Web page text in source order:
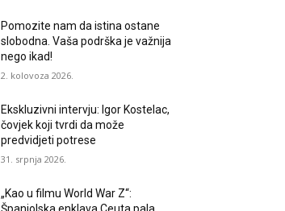
Pomozite nam da istina ostane
slobodna. Vaša podrška je važnija
nego ikad!
2. kolovoza 2026.
Ekskluzivni intervju: Igor Kostelac,
čovjek koji tvrdi da može
predvidjeti potrese
31. srpnja 2026.
„Kao u filmu World War Z“: